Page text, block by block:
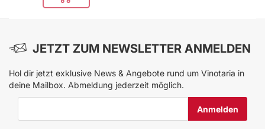
JETZT ZUM NEWSLETTER ANMELDEN
Hol dir jetzt exklusive News & Angebote rund um Vinotaria in
deine Mailbox. Abmeldung jederzeit möglich.